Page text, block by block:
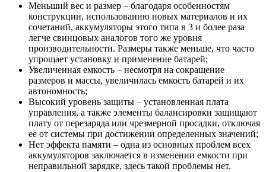
Меньший вес и размер – благодаря особенностям
конструкции, использованию новых материалов и их
сочетаний, аккумуляторы этого типа в 3 и более раза
легче свинцовых аналогов того же уровня
производительности. Размеры также меньше, что часто
упрощает установку и применение батарей;
Увеличенная емкость – несмотря на сокращение
размеров и массы, увеличилась емкость батарей и их
автономность;
Высокий уровень защиты – установленная плата
управления, а также элементы балансировки защищают
плату от перезаряда или чрезмерной просадки, отключая
ее от системы при достижении определенных значений;
Нет эффекта памяти – одна из основных проблем всех
аккумуляторов заключается в изменении емкости при
неправильной зарядке, здесь такой проблемы нет.